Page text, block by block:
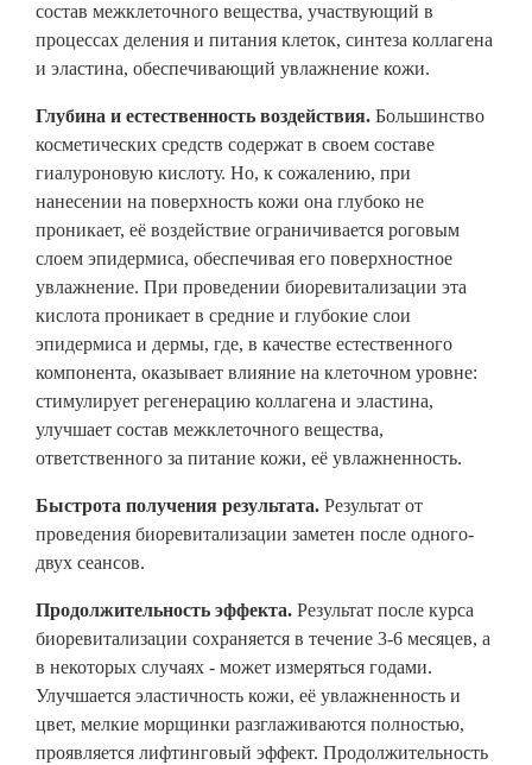
состав межклеточного вещества, участвующий в
процессах деления и питания клеток, синтеза коллагена
и эластина, обеспечивающий увлажнение кожи.
Глубина и естественность воздействия. Большинство
косметических средств содержат в своем составе
гиалуроновую кислоту. Но, к сожалению, при
нанесении на поверхность кожи она глубоко не
проникает, её воздействие ограничивается роговым
слоем эпидермиса, обеспечивая его поверхностное
увлажнение. При проведении биоревитализации эта
кислота проникает в средние и глубокие слои
эпидермиса и дермы, где, в качестве естественного
компонента, оказывает влияние на клеточном уровне:
стимулирует регенерацию коллагена и эластина,
улучшает состав межклеточного вещества,
ответственного за питание кожи, её увлажненность.
Быстрота получения результата. Результат от
проведения биоревитализации заметен после одного-
двух сеансов.
Продолжительность эффекта. Результат после курса
биоревитализации сохраняется в течение 3-6 месяцев, а
в некоторых случаях - может измеряться годами.
Улучшается эластичность кожи, её увлажненность и
цвет, мелкие морщинки разглаживаются полностью,
проявляется лифтинговый эффект. Продолжительность